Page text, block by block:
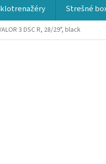
Strešné
3 DSC R, 28/29", black